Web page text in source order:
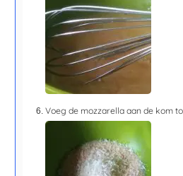
Voeg de mozzarella aan de kom